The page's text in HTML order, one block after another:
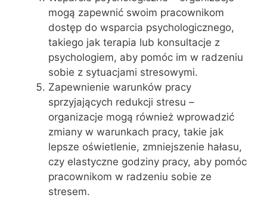
mogą zapewnić swoim pracownikom
dostęp do wsparcia psychologicznego,
takiego jak terapia lub konsultacje z
psychologiem, aby pomóc im w radzeniu
sobie z sytuacjami stresowymi.
Zapewnienie warunków pracy
sprzyjających redukcji stresu –
organizacje mogą również wprowadzić
zmiany w warunkach pracy, takie jak
lepsze oświetlenie, zmniejszenie hałasu,
czy elastyczne godziny pracy, aby pomóc
pracownikom w radzeniu sobie ze
stresem.